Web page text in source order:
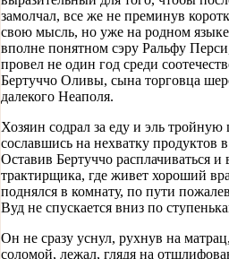
замолчал, все же не преминув
свою мысль, но уже на родном
вполне понятном сэру Ральфу
провел не один год среди
Бертуччо Оливы, сына торговца
далекого Неаполя.
Хозяин содрал за еду и эль тройную
сославшись на нехватку продуктов
Оставив Бертуччо расплачиваться и
трактирщика, где живет хороший
поднялся в комнату, по пути
Вуд не спускается вниз по
Он не сразу уснул, рухнув на
соломой, лежал, глядя на